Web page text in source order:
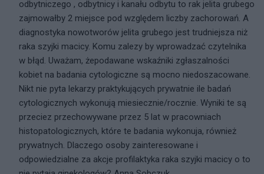
odbytniczego , odbytnicy i kanału odbytu to rak jelita grubego
zajmowałby 2 miejsce pod względem liczby zachorowań. A
diagnostyka nowotworów jelita grubego jest trudniejsza niż
raka szyjki macicy. Komu zalezy by wprowadzać czytelnika
w błąd. Uważam, żepodawane wskaźniki zgłaszalności
kobiet na badania cytologiczne są mocno niedoszacowane.
Nikt nie pyta lekarzy praktykujących prywatnie ile badań
cytologicznych wykonują miesiecznie/rocznie. Wyniki te są
przeciez przechowywane przez 5 lat w pracowniach
histopatologicznych, które te badania wykonuja, również
prywatnych. Dlaczego osoby zainteresowane i
odpowiedzialne za akcje profilaktyka raka szyjki macicy o to